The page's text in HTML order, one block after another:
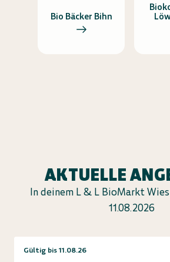
Bio Bäcker Bihn
AKTUELLE
In deinem L & L BioMarkt
11.08.2026
Gültig bis 11.08.26